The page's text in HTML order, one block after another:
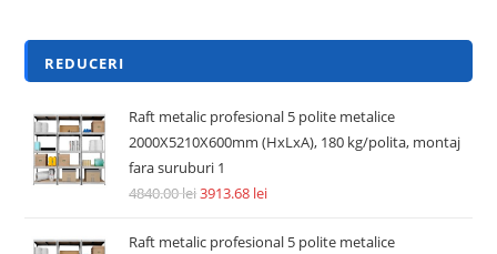
REDUCERI
Raft metalic profesional 5 polite metalice
2000X5210X600mm (HxLxA), 180 kg/polita, montaj
fara suruburi 1
4840.00lei3913.68 lei
Raft metalic profesional 5 polite metalice